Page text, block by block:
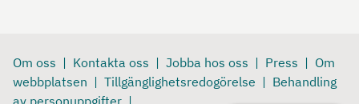
Om oss Kontakta oss Jobba hos oss Press
Om
webbplatsen
Tillgänglighetsredogörelse
Behandling
av personuppgifter